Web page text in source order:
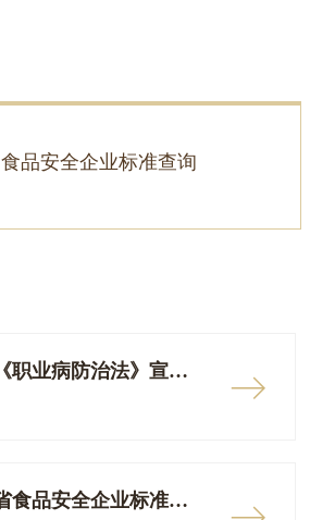
食品安全企业标准查询
关于开展2026年《职业病防治法》宣传周活动的通知
关于印发《湖北省食品安全企业标准备案办法》的通知